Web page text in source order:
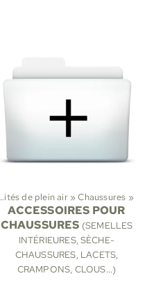
Activités de plein air ‪»Chaussures ‪»
ACCESSOIRES POUR
CHAUSSURES (SEMELLES
INTÉRIEURES, SÈCHE-
CHAUSSURES, LACETS,
CRAMPONS, CLOUS...)